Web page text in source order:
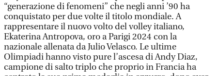
“generazione di fenomeni” che negli anni ’90 ha
conquistato per due volte il titolo mondiale. A
rappresentare il nuovo volto del volley italiano,
Ekaterina Antropova, oro a Parigi 2024 con la
nazionale allenata da Julio Velasco. Le ultime
Olimpiadi hanno visto pure l’ascesa di Andy Diaz,
campione di salto triplo che proprio in Francia ha